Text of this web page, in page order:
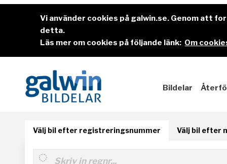
Vi använder cookies på galwin.se. Genom att
detta.
Läs mer om cookies på följande länk: Om
Bildelar
Välj bil efter registreringsnummer Välj bil efter